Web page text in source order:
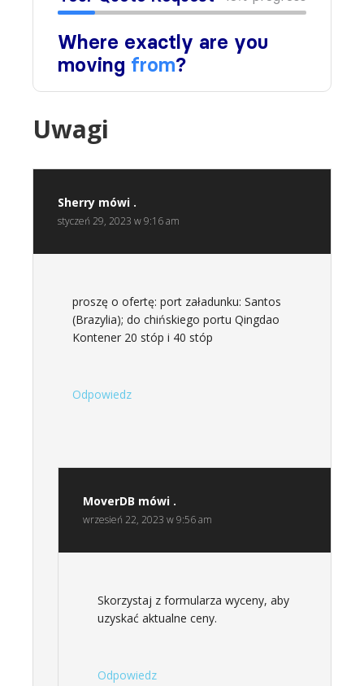
Uwagi
Sherry mówi .
styczeń 29, 2023 w 9:16 am
proszę o ofertę: port załadunku: Santos
(Brazylia); do chińskiego portu Qingdao
Kontener 20 stóp i 40 stóp
Odpowiedz
MoverDB mówi .
wrzesień 22, 2023 w 9:56 am
Skorzystaj z formularza wyceny, aby
uzyskać aktualne ceny.
Odpowiedz